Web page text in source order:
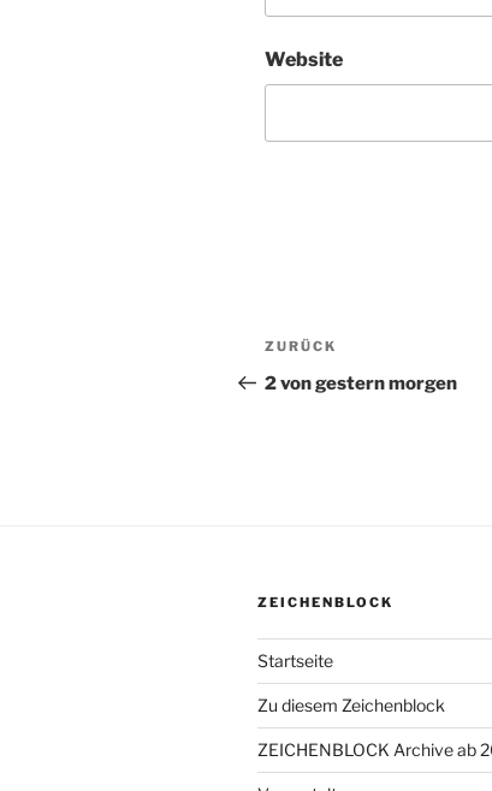
Website
Vorheriger
Beitrag
ZURÜCK
2 von gestern morgen
ZEICHENBLOCK
Startseite
Zu diesem Zeichenblock
ZEICHENBLOCK Archive ab